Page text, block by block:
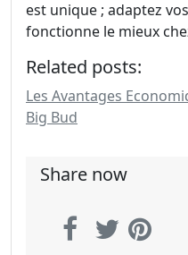
est unique ; adaptez
fonctionne le mieux
Related posts:
Les Avantages
Big Bud
Share now